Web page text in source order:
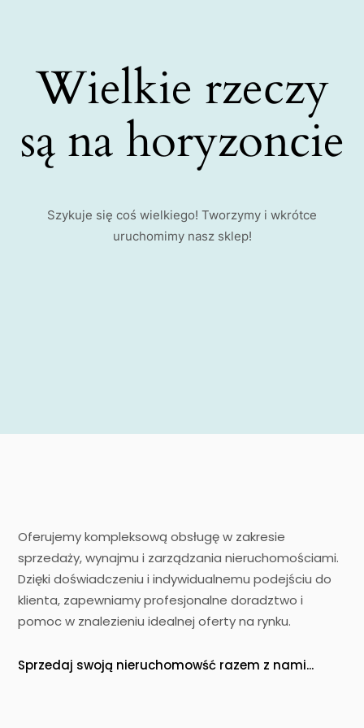
Wielkie rzeczy
są na horyzoncie
Szykuje się coś wielkiego! Tworzymy i wkrótce
uruchomimy nasz sklep!
Oferujemy kompleksową obsługę w zakresie
sprzedaży, wynajmu i zarządzania nieruchomościami.
Dzięki doświadczeniu i indywidualnemu podejściu do
klienta, zapewniamy profesjonalne doradztwo i
pomoc w znalezieniu idealnej oferty na rynku.
Sprzedaj swoją nieruchomowść razem z nami...